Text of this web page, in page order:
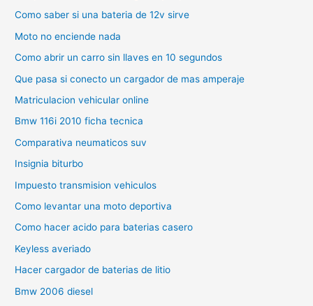
Como saber si una bateria de 12v sirve
Moto no enciende nada
Como abrir un carro sin llaves en 10 segundos
Que pasa si conecto un cargador de mas amperaje
Matriculacion vehicular online
Bmw 116i 2010 ficha tecnica
Comparativa neumaticos suv
Insignia biturbo
Impuesto transmision vehiculos
Como levantar una moto deportiva
Como hacer acido para baterias casero
Keyless averiado
Hacer cargador de baterias de litio
Bmw 2006 diesel